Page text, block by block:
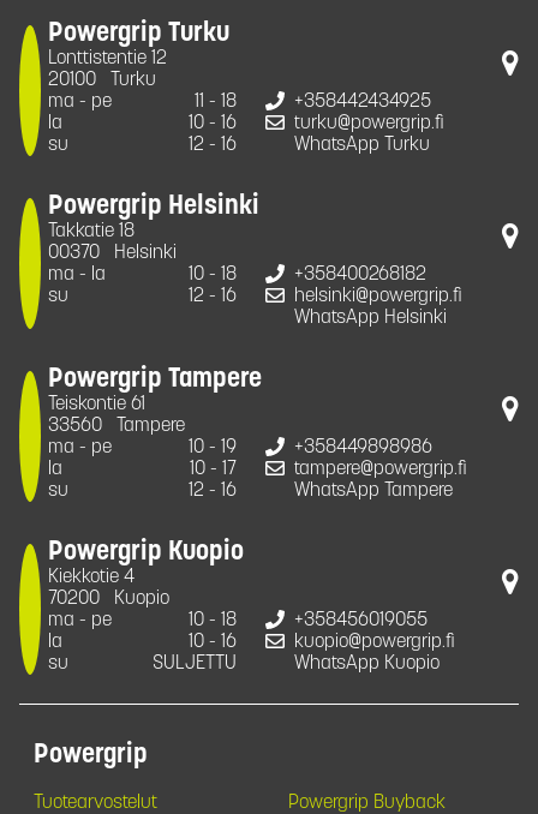
Powergrip Turku
Lonttistentie 12
20100
Turku
ma - pe
11 - 18
la
10 - 16
su
12 - 16
+358442434925
turku@powergrip.fi
WhatsApp Turku
Powergrip Helsinki
Takkatie 18
00370
Helsinki
ma - la
10 - 18
su
12 - 16
+358400268182
helsinki@powergrip.fi
WhatsApp Helsinki
Powergrip Tampere
Teiskontie 61
33560
Tampere
ma - pe
10 - 19
la
10 - 17
su
12 - 16
+358449898986
tampere@powergrip.fi
WhatsApp Tampere
Powergrip Kuopio
Kiekkotie 4
70200
Kuopio
ma - pe
10 - 18
la
10 - 16
su
SULJETTU
+358456019055
kuopio@powergrip.fi
WhatsApp Kuopio
Powergrip
Tuotearvostelut Powergrip Buyback